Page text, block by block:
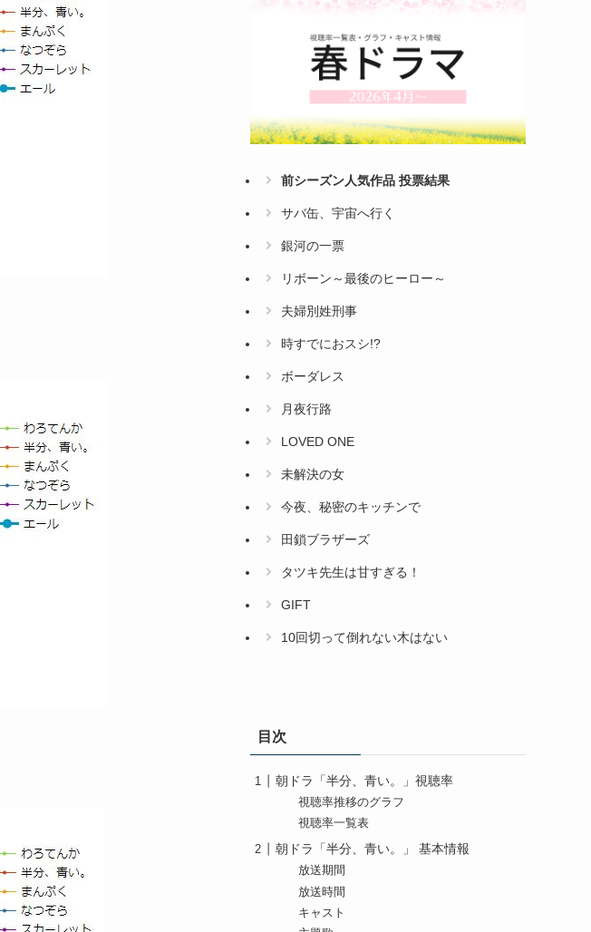
前シーズン人気作品 投票結果
サバ缶、宇宙へ行く
銀河の一票
リボーン～最後のヒーロー～
夫婦別姓刑事
時すでにおスシ!?
ボーダレス
月夜行路
LOVED ONE
未解決の女
今夜、秘密のキッチンで
田鎖ブラザーズ
タツキ先生は甘すぎる！
GIFT
10回切って倒れない木はない
目次
朝ドラ「半分、青い。」視聴率
視聴率推移のグラフ
視聴率一覧表
朝ドラ「半分、青い。」 基本情報
放送期間
放送時間
キャスト